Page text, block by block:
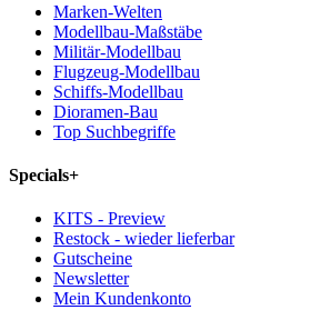
Marken-Welten
Modellbau-Maßstäbe
Militär-Modellbau
Flugzeug-Modellbau
Schiffs-Modellbau
Dioramen-Bau
Top Suchbegriffe
Specials+
KITS - Preview
Restock - wieder lieferbar
Gutscheine
Newsletter
Mein Kundenkonto